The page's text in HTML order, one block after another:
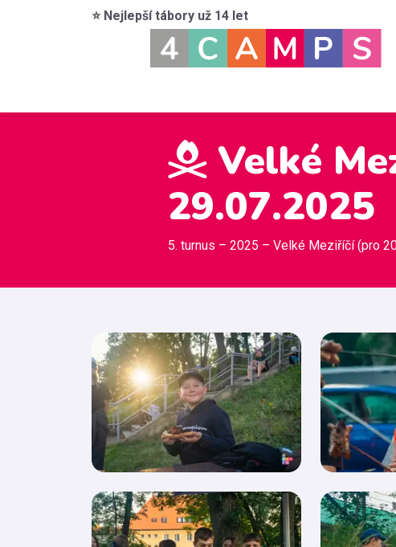
⭐ Nejlepší tábory už 14 let
Velké
29.07.2025
5. turnus – 2025 – Velké Meziříčí (pro